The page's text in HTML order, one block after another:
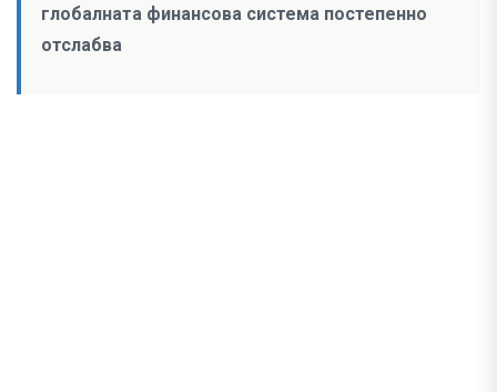
глобалната финансова система постепенно
отслабва